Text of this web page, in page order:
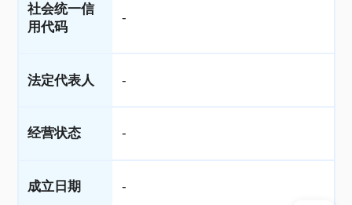
社会统一信
用代码
-
法定代表人 -
经营状态 -
成立日期 -